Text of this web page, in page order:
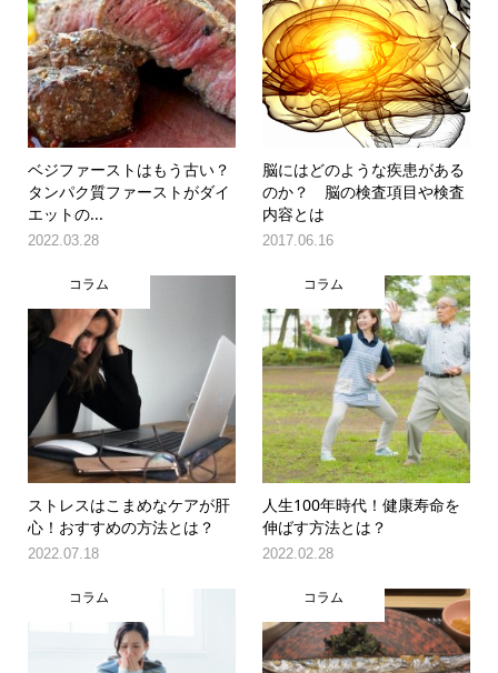
ベジファーストはもう古い？
タンパク質ファーストがダイ
エットの...
2022.03.28
脳にはどのような疾患がある
のか？ 脳の検査項目や検査
内容とは
2017.06.16
コラム
ストレスはこまめなケアが肝
心！おすすめの方法とは？
2022.07.18
コラム
人生100年時代！健康寿命を
伸ばす方法とは？
2022.02.28
コラム コラム